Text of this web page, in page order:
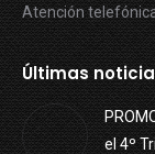
Atención
Últimas
el 4º